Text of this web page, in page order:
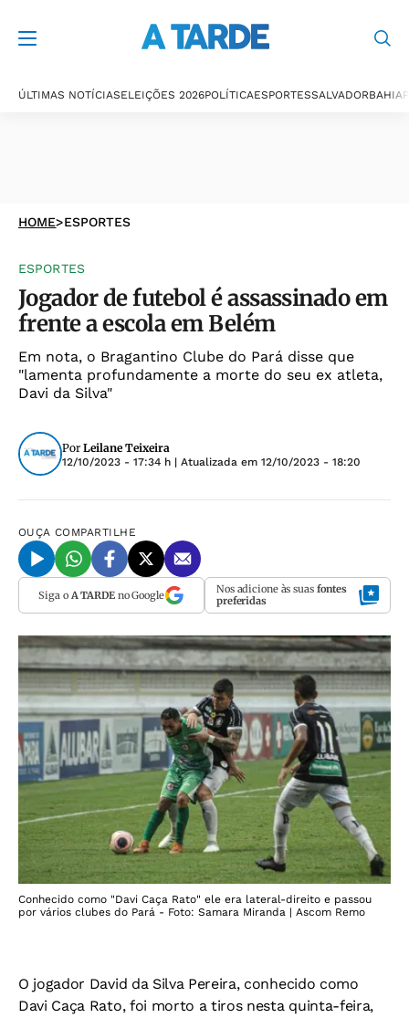
ÚLTIMAS NOTÍCIASELEIÇÕES 2026POLÍTICAESPORTESSALVADORBAHIA
HOME>ESPORTES
ESPORTES
Jogador de futebol é assassinado em
frente a escola em Belém
Em nota, o Bragantino Clube do Pará disse que
"lamenta profundamente a morte do seu ex atleta,
Davi da Silva"
Por Leilane Teixeira
12/10/2023 - 17:34 h | Atualizada em 12/10/2023 - 18:20
OUÇA COMPARTILHE
Siga o A TARDEno Google Nos adicione às suas fontes
preferidas
Conhecido como "Davi Caça Rato" ele era lateral-direito e passou
por vários clubes do Pará - Foto: Samara Miranda | Ascom Remo
O jogador David da Silva Pereira, conhecido como
Davi Caça Rato, foi morto a tiros nesta quinta-feira,